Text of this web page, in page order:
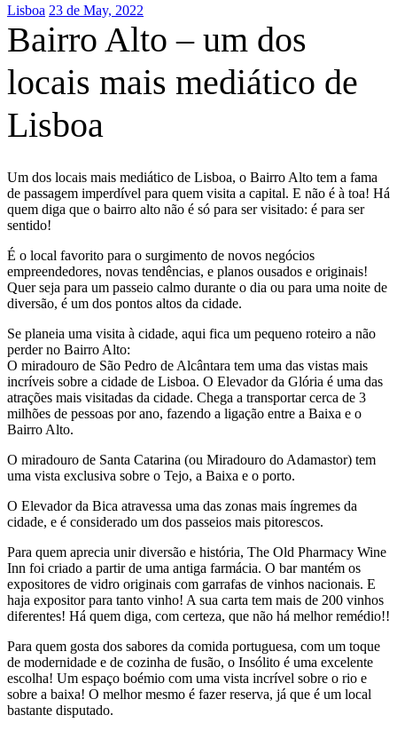
Categories
Lisboa 23 de May, 2022
Bairro Alto – um dos
locais mais mediático de
Lisboa
Um dos locais mais mediático de Lisboa, o Bairro Alto tem a fama
de passagem imperdível para quem visita a capital. E não é à toa! Há
quem diga que o bairro alto não é só para ser visitado: é para ser
sentido!
É o local favorito para o surgimento de novos negócios
empreendedores, novas tendências, e planos ousados e originais!
Quer seja para um passeio calmo durante o dia ou para uma noite de
diversão, é um dos pontos altos da cidade.
Se planeia uma visita à cidade, aqui fica um pequeno roteiro a não
perder no Bairro Alto:
O miradouro de São Pedro de Alcântara tem uma das vistas mais
incríveis sobre a cidade de Lisboa. O Elevador da Glória é uma das
atrações mais visitadas da cidade. Chega a transportar cerca de 3
milhões de pessoas por ano, fazendo a ligação entre a Baixa e o
Bairro Alto.
O miradouro de Santa Catarina (ou Miradouro do Adamastor) tem
uma vista exclusiva sobre o Tejo, a Baixa e o porto.
O Elevador da Bica atravessa uma das zonas mais íngremes da
cidade, e é considerado um dos passeios mais pitorescos.
Para quem aprecia unir diversão e história, The Old Pharmacy Wine
Inn foi criado a partir de uma antiga farmácia. O bar mantém os
expositores de vidro originais com garrafas de vinhos nacionais. E
haja expositor para tanto vinho! A sua carta tem mais de 200 vinhos
diferentes! Há quem diga, com certeza, que não há melhor remédio!!
Para quem gosta dos sabores da comida portuguesa, com um toque
de modernidade e de cozinha de fusão, o Insólito é uma excelente
escolha! Um espaço boémio com uma vista incrível sobre o rio e
sobre a baixa! O melhor mesmo é fazer reserva, já que é um local
bastante disputado.